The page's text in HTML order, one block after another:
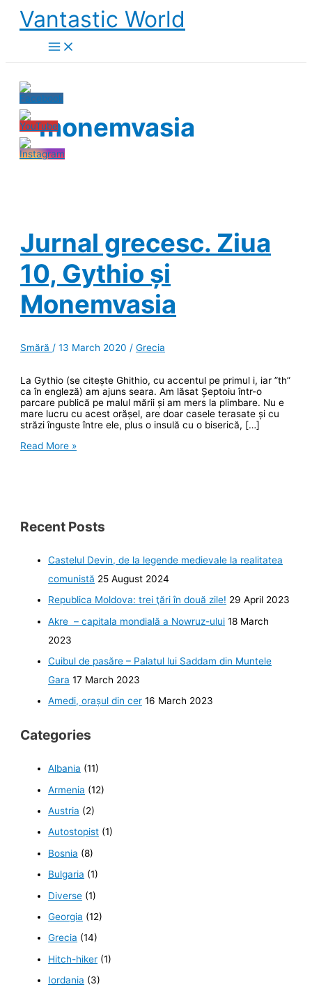
Skip
content
Vantastic World
monemvasia
Jurnal grecesc. Ziua
10, Gythio și
Monemvasia
Smără /13 March 2020 /Grecia
La Gythio (se citește Ghithio, cu accentul pe primul i, iar ”th”
ca în engleză) am ajuns seara. Am lăsat Șeptoiu într-o
parcare publică pe malul mării și am mers la plimbare. Nu e
mare lucru cu acest orășel, are doar casele terasate și cu
străzi înguste între ele, plus o insulă cu o biserică, […]
Jurnal
Read More »
Recent Posts
Castelul Devin, de la legende medievale la realitatea
comunistă 25 August 2024
Republica Moldova: trei ţări în două zile! 29 April 2023
Akre – capitala mondială a Nowruz-ului 18 March
2023
Cuibul de pasăre – Palatul lui Saddam din Muntele
Gara 17 March 2023
Amedi, orașul din cer 16 March 2023
Categories
Albania (11)
Armenia (12)
Austria (2)
Autostopist (1)
Bosnia (8)
Bulgaria (1)
Diverse (1)
Georgia (12)
Grecia (14)
Hitch-hiker (1)
Iordania (3)